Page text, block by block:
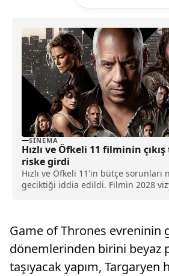
SINEMA
Hızlı ve Öfkeli 11 filminin
riske girdi
Hızlı ve Öfkeli 11'in bütçe sorunları
geciktiği iddia edildi. Filmin 2028
Game of Thrones evreninin
dönemlerinden birini beyaz
taşıyacak yapım, Targaryen